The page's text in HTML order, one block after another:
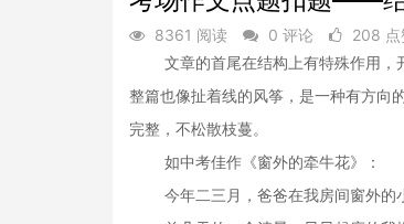
8361 阅读 0 评论
208 点
文章的首尾在结构上有特殊作用，开
整篇也像扯着线的风筝，是一种有方向
完整，不松散枝蔓。
如中考佳作《窗外的牵牛花》：
今年二三月，爸爸在我房间窗外的小